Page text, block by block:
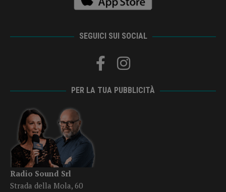
SEGUICI SUI SOCIAL
PER LA TUA PUBBLICITÀ
Radio Sound Srl
Strada della Mola, 60